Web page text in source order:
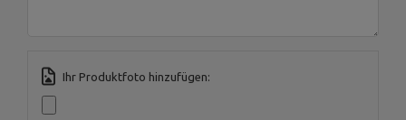
serwis@marbosport.eu
Ihr Produktfoto hinzufügen: